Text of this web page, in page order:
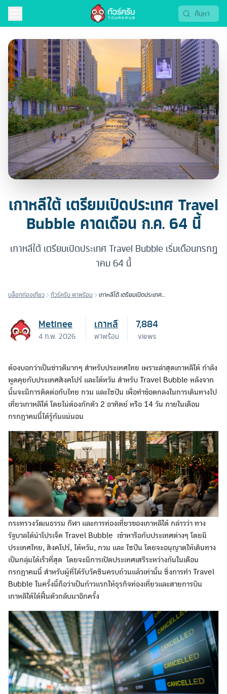
เกาหลีใต้ เตรียมเปิดประเทศ Travel
Bubble คาดเดือน ก.ค. 64 นี้
เกาหลีใต้ เตรียมเปิดประเทศ Travel Bubble เริ่มเดือนกรกฏ
าคม 64 นี้
บล็อกท่องเที่ยว ทัวร์ครับ พาพร้อม
เกาหลีใต้ เตรียมเปิดประเทศ
Metinee
4 ก.พ. 2026
เกาหลี
พาพร้อม
7,884
views
ต้องบอกว่าเป็นข่าวดีมากๆ สำหรับประเทศไทย เพราะล่าสุดเกาหลีใต้ กำลัง
พูดคุยกับประเทศสิงคโปร์ และไต้หวัน สำหรับ Travel Bubble หลังจาก
นั้นจะมีการติดต่อกับไทย กวม และไซปัน เพื่อทำข้อตกลงในการเดินทางไป
เที่ยวเกาหลีใต้ โดยไม่ต้องกักตัว 2 อาทิตย์ หรือ 14 วัน ภายในเดือน
กรกฎาคมนี้ได้รู้กันแน่นอน
กระทรวงวัฒนธรรม กีฬา และการท่องเที่ยวของเกาหลีใต้ กล่าวว่า ทาง
รัฐบาลได้นำโปรเจ็ค Travel Bubble เข้าหารือกับประเทศต่างๆ โดยมี
ประเทศไทย, สิงคโปร์, ไต้หวัน, กวม และ ไซปัน โดยจะอนุญาตให้เดินทาง
เป็นกลุ่มได้เร็วที่สุด โดยจะมีการเปิดประเทศเสรีระหว่างกันในเดือน
กรกฎาคมนี้ สำหรับผู้ที่ได้รับวัคซีนครบถ้วนแล้วเท่านั้น ซึ่งการทำ Travel
Bubble ในครั้งนี้ถือว่าเป็นก้าวแรกให้ธุรกิจท่องเที่ยวและสายการบิน
เกาหลีใต้ได้ฟื้นตัวกลับมาอีกครั้ง